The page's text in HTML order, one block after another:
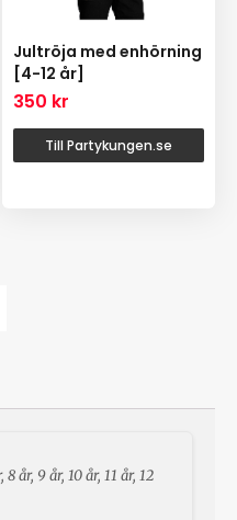
Jultröja med enhörning
[4-12 år]
350 kr
Till Partykungen.se
8 år, 9 år, 10 år, 11 år, 12